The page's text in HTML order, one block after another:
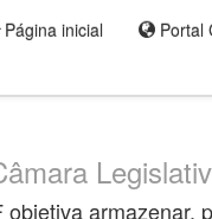
Página inicial Portal